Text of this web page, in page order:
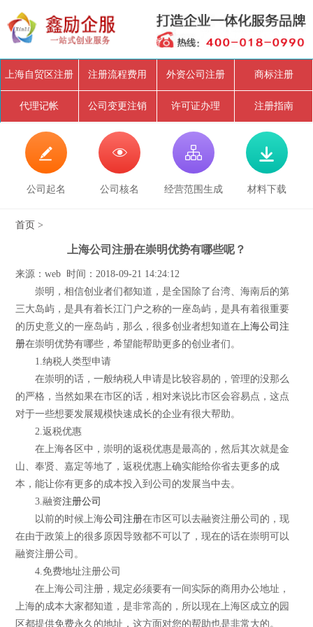
上海自贸区注册 注册流程费用 外资公司注册 商标注册
代理记帐 公司变更注销 许可证办理 注册指南

公司起名

公司核名

经营范围生成

材料下载
首页 >
上海公司注册在崇明优势有哪些呢？
来源：web 时间：2018-09-21 14:24:12
崇明，相信创业者们都知道，是全国除了台湾、海南后的第
三大岛屿，是具有着长江门户之称的一座岛屿，是具有着很重要
的历史意义的一座岛屿，那么，很多创业者想知道在 上海公司注
册在崇明优势有哪些，希望能帮助更多的创业者们。
1.纳税人类型申请
在崇明的话，一般纳税人申请是比较容易的，管理的没那么
的严格，当然如果在市区的话，相对来说比市区会容易点，这点
对于一些想要发展规模快速成长的企业有很大帮助。
2.返税优惠
在上海各区中，崇明的返税优惠是最高的，然后其次就是金
山、奉贤、嘉定等地了，返税优惠上确实能给你省去更多的成
本，能让你有更多的成本投入到公司的发展当中去。
3.融资注册公司
以前的时候上海公司注册在市区可以去融资注册公司的，现
在由于政策上的很多原因导致都不可以了，现在的话在崇明可以
融资注册公司。
4.免费地址注册公司
在上海公司注册，规定必须要有一间实际的商用办公地址，
上海的成本大家都知道，是非常高的，所以现在上海区成立的园
区都提供免费永久的地址，这方面对您的帮助也是非常大的。